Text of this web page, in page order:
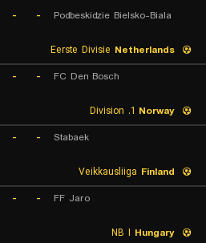
Podbeskidzie Bielsko-Biala
-
-
Netherlands
FC Den Bosch
-
-
Norway
Stabaek
-
-
Finland
FF Jaro
-
-
Hungary